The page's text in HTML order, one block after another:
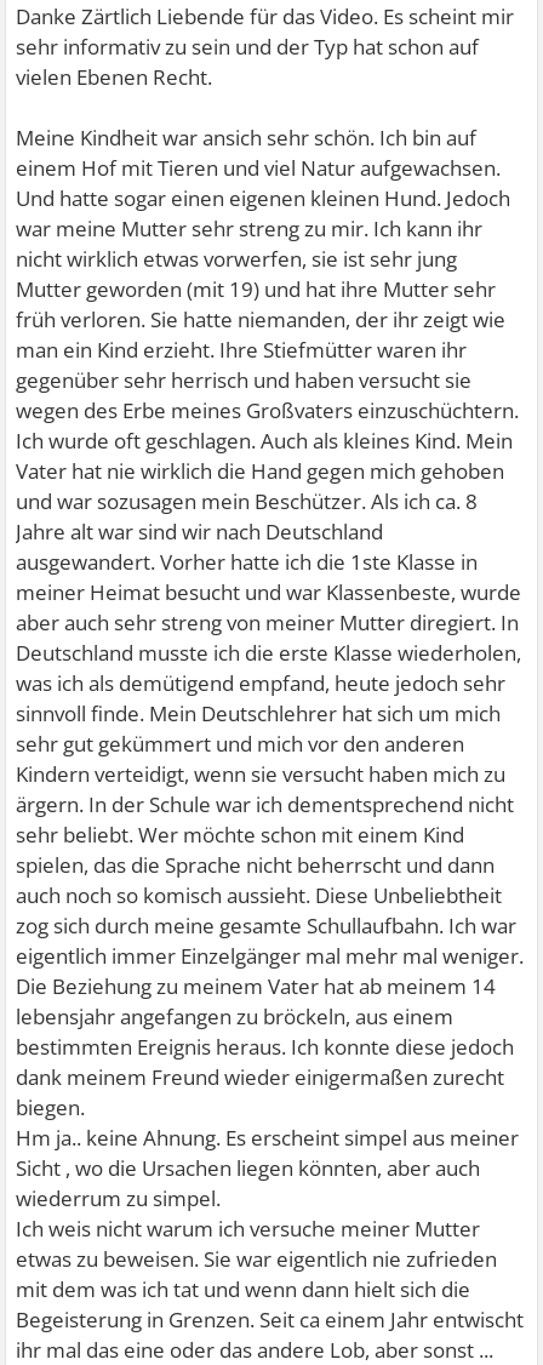
Danke Zärtlich Liebende für das Video. Es scheint mir
sehr informativ zu sein und der Typ hat schon auf
vielen Ebenen Recht.
Meine Kindheit war ansich sehr schön. Ich bin auf
einem Hof mit Tieren und viel Natur aufgewachsen.
Und hatte sogar einen eigenen kleinen Hund. Jedoch
war meine Mutter sehr streng zu mir. Ich kann ihr
nicht wirklich etwas vorwerfen, sie ist sehr jung
Mutter geworden (mit 19) und hat ihre Mutter sehr
früh verloren. Sie hatte niemanden, der ihr zeigt wie
man ein Kind erzieht. Ihre Stiefmütter waren ihr
gegenüber sehr herrisch und haben versucht sie
wegen des Erbe meines Großvaters einzuschüchtern.
Ich wurde oft geschlagen. Auch als kleines Kind. Mein
Vater hat nie wirklich die Hand gegen mich gehoben
und war sozusagen mein Beschützer. Als ich ca. 8
Jahre alt war sind wir nach Deutschland
ausgewandert. Vorher hatte ich die 1ste Klasse in
meiner Heimat besucht und war Klassenbeste, wurde
aber auch sehr streng von meiner Mutter diregiert. In
Deutschland musste ich die erste Klasse wiederholen,
was ich als demütigend empfand, heute jedoch sehr
sinnvoll finde. Mein Deutschlehrer hat sich um mich
sehr gut gekümmert und mich vor den anderen
Kindern verteidigt, wenn sie versucht haben mich zu
ärgern. In der Schule war ich dementsprechend nicht
sehr beliebt. Wer möchte schon mit einem Kind
spielen, das die Sprache nicht beherrscht und dann
auch noch so komisch aussieht. Diese Unbeliebtheit
zog sich durch meine gesamte Schullaufbahn. Ich war
eigentlich immer Einzelgänger mal mehr mal weniger.
Die Beziehung zu meinem Vater hat ab meinem 14
lebensjahr angefangen zu bröckeln, aus einem
bestimmten Ereignis heraus. Ich konnte diese jedoch
dank meinem Freund wieder einigermaßen zurecht
biegen.
Hm ja.. keine Ahnung. Es erscheint simpel aus meiner
Sicht , wo die Ursachen liegen könnten, aber auch
wiederrum zu simpel.
Ich weis nicht warum ich versuche meiner Mutter
etwas zu beweisen. Sie war eigentlich nie zufrieden
mit dem was ich tat und wenn dann hielt sich die
Begeisterung in Grenzen. Seit ca einem Jahr entwischt
ihr mal das eine oder das andere Lob, aber sonst ...